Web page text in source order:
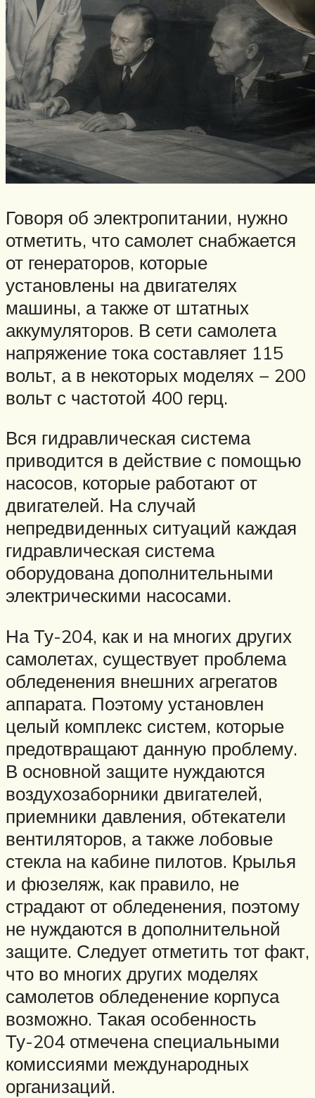
Говоря об электропитании, нужно
отметить, что самолет снабжается
от генераторов, которые
установлены на двигателях
машины, а также от штатных
аккумуляторов. В сети самолета
напряжение тока составляет 115
вольт, а в некоторых моделях − 200
вольт с частотой 400 герц.
Вся гидравлическая система
приводится в действие с помощью
насосов, которые работают от
двигателей. На случай
непредвиденных ситуаций каждая
гидравлическая система
оборудована дополнительными
электрическими насосами.
На Ту-204, как и на многих других
самолетах, существует проблема
обледенения внешних агрегатов
аппарата. Поэтому установлен
целый комплекс систем, которые
предотвращают данную проблему.
В основной защите нуждаются
воздухозаборники двигателей,
приемники давления, обтекатели
вентиляторов, а также лобовые
стекла на кабине пилотов. Крылья
и фюзеляж, как правило, не
страдают от обледенения, поэтому
не нуждаются в дополнительной
защите. Следует отметить тот факт,
что во многих других моделях
самолетов обледенение корпуса
возможно. Такая особенность
Ту-204 отмечена специальными
комиссиями международных
организаций.